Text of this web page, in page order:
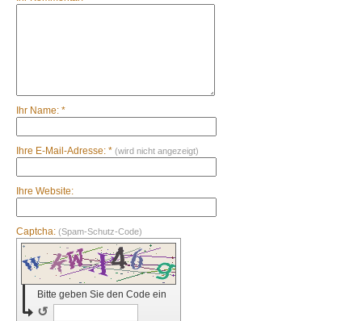
Ihr Name: *
Ihre E-Mail-Adresse: * (wird nicht angezeigt)
Ihre Website:
Captcha: (Spam-Schutz-Code)
Bitte geben Sie den Code ein
↺